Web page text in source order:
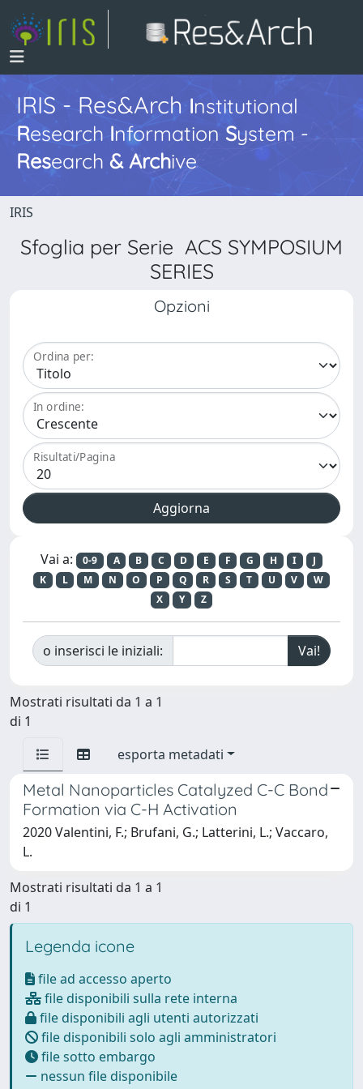
IRIS - Res&ArchInstitutional
Research InformationSystem -
Research & Archive
IRIS
Sfoglia per Serie ACS SYMPOSIUM
SERIES
Opzioni
Ordina per:
In ordine:
Risultati/Pagina
Vai a: 0-9 A B C D E F G H I
J
K
L M N O P Q R S T U V
W
X
Y Z
o inserisci le iniziali:
Mostrati risultati da 1 a 1
di 1
esporta metadati
Metal Nanoparticles Catalyzed C-C Bond
Formation via C-H Activation
2020 Valentini, F.; Brufani, G.; Latterini, L.; Vaccaro,
L.
Mostrati risultati da 1 a 1
di 1
Legenda icone
file ad accesso aperto
file disponibili sulla rete interna
file disponibili agli utenti autorizzati
file disponibili solo agli amministratori
file sotto embargo
nessun file disponibile